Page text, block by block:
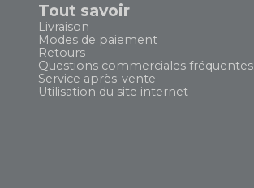
Tout savoir
Livraison
Modes de paiement
Retours
Questions commerciales fréquentes
Service après-vente
Utilisation du site internet